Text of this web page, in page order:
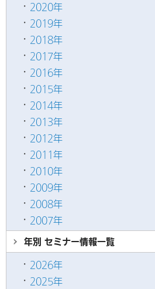
2020年
2019年
2018年
2017年
2016年
2015年
2014年
2013年
2012年
2011年
2010年
2009年
2008年
2007年
年別 セミナー情報一覧
2026年
2025年